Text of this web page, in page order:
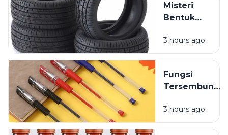
Misteri
Bentuk
Kendaraan
yang
Dipikirkan
3 hours ago
Fungsi
Tersembunyi
pada Tutup
Pulpen
3 hours ago